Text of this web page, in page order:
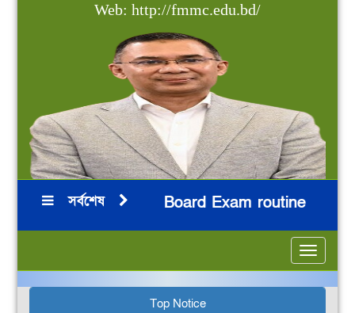
Web: http://fmmc.edu.bd/
সর্বশেষ
*** HSC 2026 Board Exam routine***
Toggle
Top Notice